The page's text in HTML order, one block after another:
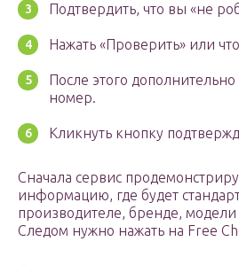
Подтвердить, что вы «не
Нажать «Проверить» или
После этого
номер.
Кликнуть кнопку
Сначала сервис
информацию, где будет
производителе, бренде,
Следом нужно нажать на Free